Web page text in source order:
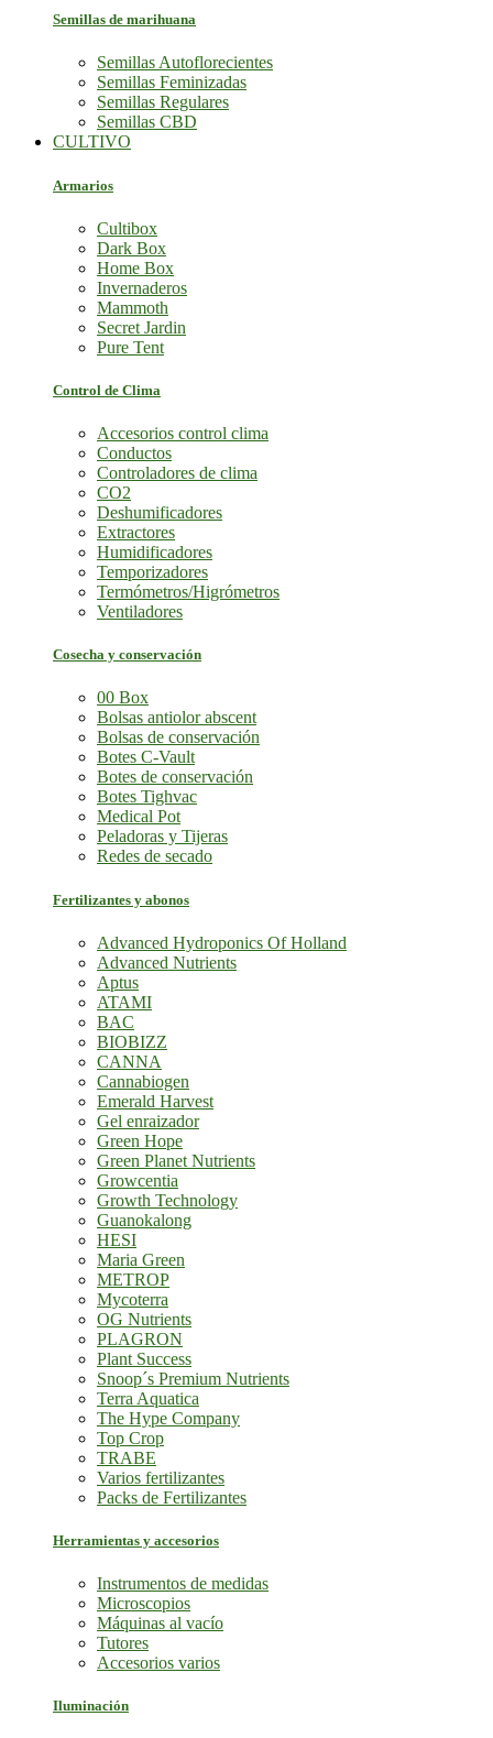
Semillas de marihuana
Semillas Autoflorecientes
Semillas Feminizadas
Semillas Regulares
Semillas CBD
CULTIVO
Armarios
Cultibox
Dark Box
Home Box
Invernaderos
Mammoth
Secret Jardin
Pure Tent
Control de Clima
Accesorios control clima
Conductos
Controladores de clima
CO2
Deshumificadores
Extractores
Humidificadores
Temporizadores
Termómetros/Higrómetros
Ventiladores
Cosecha y conservación
00 Box
Bolsas antiolor abscent
Bolsas de conservación
Botes C-Vault
Botes de conservación
Botes Tighvac
Medical Pot
Peladoras y Tijeras
Redes de secado
Fertilizantes y abonos
Advanced Hydroponics Of Holland
Advanced Nutrients
Aptus
ATAMI
BAC
BIOBIZZ
CANNA
Cannabiogen
Emerald Harvest
Gel enraizador
Green Hope
Green Planet Nutrients
Growcentia
Growth Technology
Guanokalong
HESI
Maria Green
METROP
Mycoterra
OG Nutrients
PLAGRON
Plant Success
Snoop´s Premium Nutrients
Terra Aquatica
The Hype Company
Top Crop
TRABE
Varios fertilizantes
Packs de Fertilizantes
Herramientas y accesorios
Instrumentos de medidas
Microscopios
Máquinas al vacío
Tutores
Accesorios varios
Iluminación